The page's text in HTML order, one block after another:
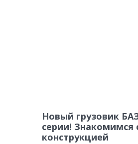
Новый грузовик
серии! Знакомимся
конструкцией